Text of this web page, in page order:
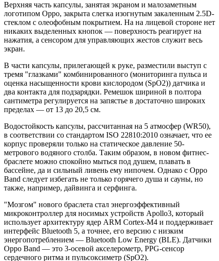
Верхняя часть капсулы, занятая экраном и малозаметным
логотипом Oppo, закрыта слегка изогнутым закаленным 2.5D-
стеклом с олеофобным покрытием. На на лицевой стороне нет
никаких выделенных кнопок — поверхность реагирует на
нажатия, а сенсором для управляющих жестов служит весь
экран.
В части капсулы, прилегающей к руке, разместили выступ с
тремя "глазками" комбинированного (мониторинга пульса и
оценка насыщенности крови кислородом (SpO2)) датчика и
два контакта для подзарядки. Ремешок шириной в полтора
сантиметра регулируется на запястье в достаточно широких
пределах — от 13 до 20,5 см.
Водостойкость капсулы, рассчитанная на 5 атмосфер (WR50),
в соответствии со стандартом ISO 22810:2010 означает, что ее
корпус проверяли только на статическое давление 50-
метрового водяного столба. Таким образом, в новом фитнес-
браслете можно спокойно мыться под душем, плавать в
бассейне, да и сильный ливень ему нипочем. Однако с Oppo
Band следует избегать не только горячего душа и сауны, но
также, например, дайвинга и серфинга.
"Мозгом" нового браслета стал энергоэффективный
микроконтроллер для носимых устройств Apollo3, который
использует архитектуру ядер ARM Cortex-M4 и поддерживает
интерфейс Bluetooth 5, а точнее, его версию с низким
энергопотреблением — Bluetooth Low Energy (BLE). Датчики
Oppo Band — это 3-осевой акселерометр, PPG-сенсор
сердечного ритма и пульсоксиметр (SpO2).